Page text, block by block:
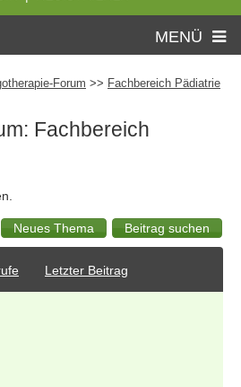
MENÜ
Forum >> Fachbereich Pädiatrie
Fachbereich
Letzter Beitrag